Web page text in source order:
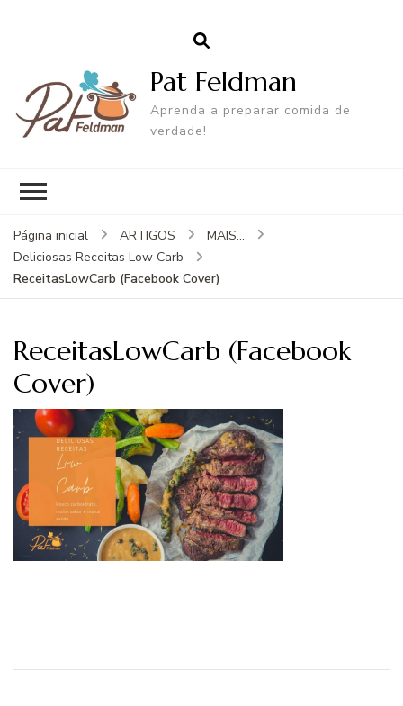
Pat Feldman
Aprenda a preparar comida de
verdade!
Página inicial ARTIGOS
MAIS...
Deliciosas Receitas Low Carb
ReceitasLowCarb (Facebook Cover)
ReceitasLowCarb (Facebook
Cover)